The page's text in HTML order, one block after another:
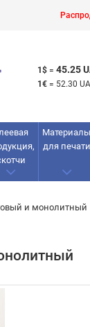
1$ = 45.25
1€ = 52.30
Материалы
для печати
и монолитный